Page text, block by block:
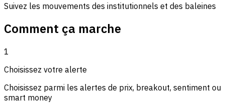
Suivez les mouvements des institutionnels et des baleines
Comment ça marche
1
Choisissez votre alerte
Choisissez parmi les alertes de prix, breakout, sentiment ou
smart money